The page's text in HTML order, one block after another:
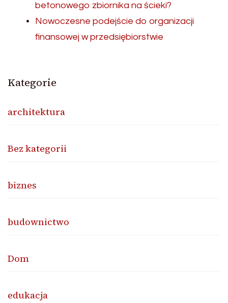
betonowego zbiornika na ścieki?
Nowoczesne podejście do organizacji
finansowej w przedsiębiorstwie
Kategorie
architektura
Bez kategorii
biznes
budownictwo
Dom
edukacja